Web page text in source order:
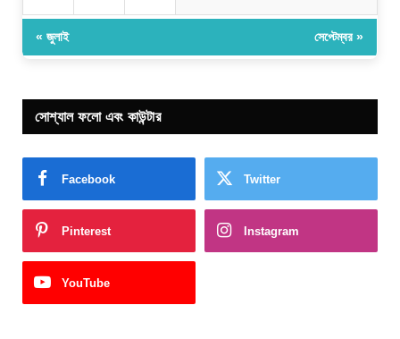
« জুলাই সেপ্টেম্বর »
সোশ্যাল ফলো এবং কাউন্টার
Facebook Twitter
Pinterest Instagram
YouTube